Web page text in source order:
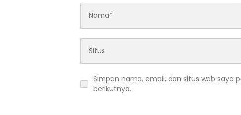
Simpan nama, email, dan situs web saya
berikutnya.